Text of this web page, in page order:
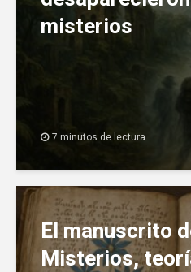
misterios
7 minutos de lectura
El manuscrito
Misterios,